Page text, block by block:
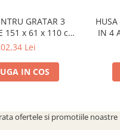
DE
GRATAR 3
151 x 61 x 110 cm
98361
Lei
IN COS
IN 4
ofertele si promotiile noastre